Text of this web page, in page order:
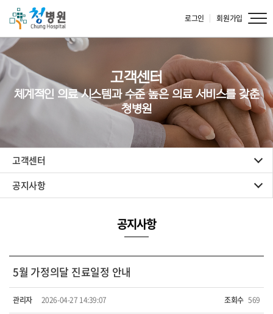
로그인 회원가입
고객센터
체계적인 의료 시스템과 수준 높은 의료 서비스를 갖춘
청병원
고객센터
공지사항
공지사항
5월 가정의달 진료일정 안내
관리자 2026-04-27 14:39:07 조회수 569